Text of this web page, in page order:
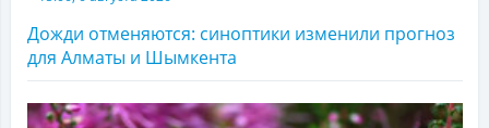
Дожди отменяются: синоптики изменили прогноз
для Алматы и Шымкента